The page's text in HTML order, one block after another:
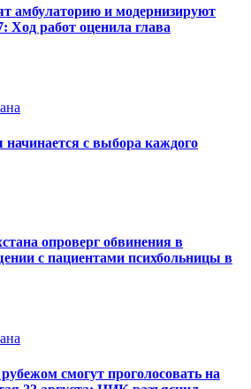
амбулаторию и модернизируют
Ход работ оценила глава
с выбора каждого
опроверг обвинения в
с пациентами психбольницы в
смогут проголосовать на